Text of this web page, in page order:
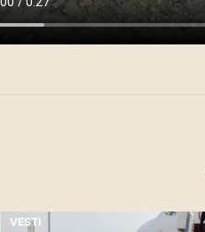
VESTI